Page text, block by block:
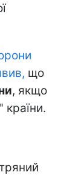
що
, якщо
країни.